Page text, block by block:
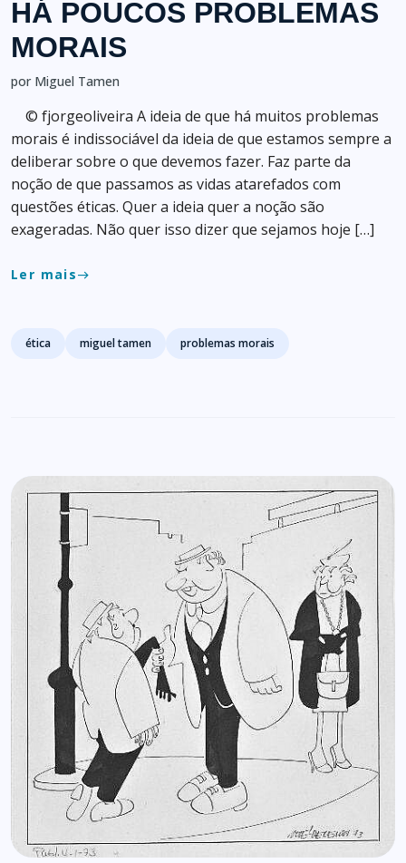
HÁ POUCOS PROBLEMAS
MORAIS
por Miguel Tamen
© fjorgeoliveira A ideia de que há muitos problemas
morais é indissociável da ideia de que estamos sempre a
deliberar sobre o que devemos fazer. Faz parte da
noção de que passamos as vidas atarefados com
questões éticas. Quer a ideia quer a noção são
exageradas. Não quer isso dizer que sejamos hoje […]
Ler maiseast
Tags
ética miguel tamen problemas morais